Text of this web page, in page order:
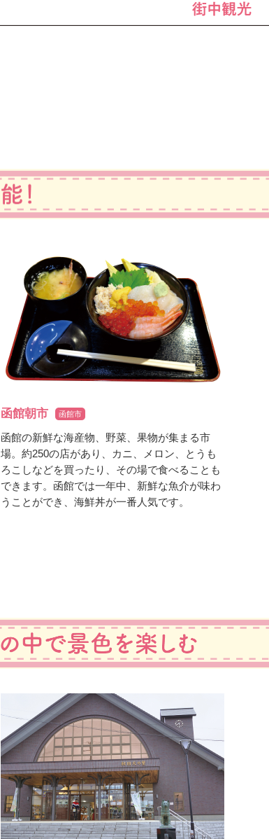
函館朝市 函館市
函館の新鮮な海産物、野菜、果物が集まる市
場。約250の店があり、カニ、メロン、とうも
ろこしなどを買ったり、その場で食べることも
できます。函館では一年中、新鮮な魚介が味わ
うことができ、海鮮丼が一番人気です。